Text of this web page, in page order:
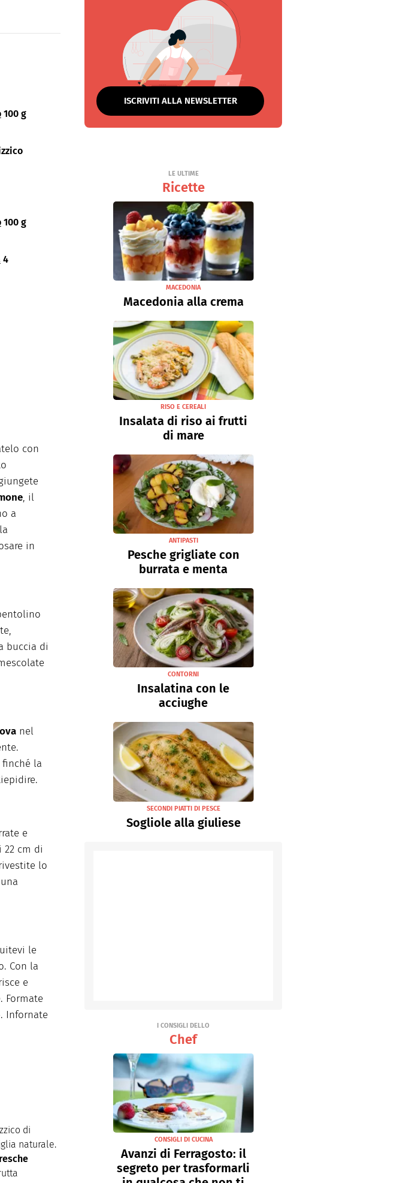
100 g
100 g
4
con
, il
a
in
buccia di
nel
la
e
cm di
lo
le
Con la
e
Formate
Infornate
di
naturale.
ISCRIVITI ALLA NEWSLETTER
LE ULTIME
Ricette
MACEDONIA
Macedonia alla crema
RISO E CEREALI
Insalata di riso ai frutti
di mare
ANTIPASTI
Pesche grigliate con
burrata e menta
CONTORNI
Insalatina con le
acciughe
SECONDI PIATTI DI PESCE
Sogliole alla giuliese
I CONSIGLI DELLO
Chef
CONSIGLI DI CUCINA
Avanzi di Ferragosto: il
segreto per trasformarli